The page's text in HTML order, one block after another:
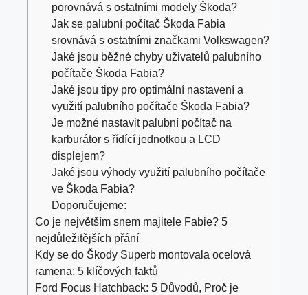
porovnává s ostatními modely Škoda?
Jak se palubní počítač Škoda Fabia
srovnává s ostatními značkami Volkswagen?
Jaké jsou běžné chyby uživatelů palubního
počítače Škoda Fabia?
Jaké jsou tipy pro optimální nastavení a
využití palubního počítače Škoda Fabia?
Je možné nastavit palubní počítač na
karburátor s řídící jednotkou a LCD
displejem?
Jaké jsou výhody využití palubního počítače
ve Škoda Fabia?
Doporučujeme:
Co je největším snem majitele Fabie? 5
nejdůležitějších přání
Kdy se do Škody Superb montovala ocelová
ramena: 5 klíčových faktů
Ford Focus Hatchback: 5 Důvodů, Proč je